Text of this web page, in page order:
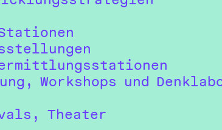
Workshops und
Theater